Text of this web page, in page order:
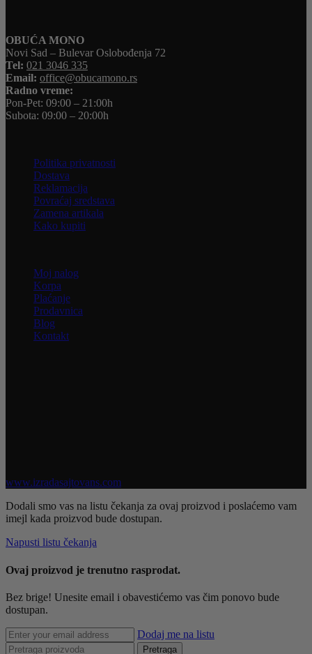
OBUĆA MONO
Novi Sad – Bulevar Oslobođenja 72
Tel: 021 3046 335
Email: office@obucamono.rs
Radno vreme:
Pon-Pet: 09:00 – 21:00h
Subota: 09:00 – 20:00h
Politika privatnosti
Dostava
Reklamacija
Povraćaj sredstava
Zamena artikala
Kako kupiti
Moj nalog
Korpa
Plaćanje
Prodavnica
Blog
Kontakt
www.izradasajtovans.com
Dodali smo vas na listu čekanja za ovaj proizvod i poslaćemo vam
imejl kada proizvod bude dostupan.
Napusti listu čekanja
Ovaj proizvod je trenutno rasprodat.
Bez brige! Unesite email i obavestićemo vas čim ponovo bude
dostupan.
Dodaj me na listu
Pretraga